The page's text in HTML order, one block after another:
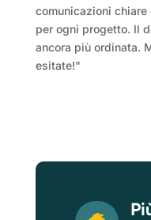
comunicazioni
per ogni progetto. Il
ancora più ordinata.
esitate!"